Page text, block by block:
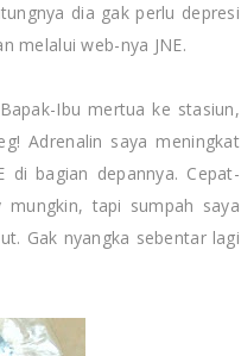
dia gak perlu depresi
melalui web-nya JNE.
Ibu mertua ke stasiun,
Adrenalin saya meningkat
di bagian depannya. Cepat-
mungkin, tapi sumpah saya
Gak nyangka sebentar lagi